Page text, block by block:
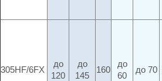
305HF/6FX
до
120
до
145
160
до
60
до 70